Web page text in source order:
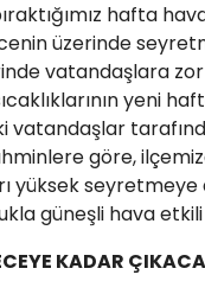
hafta
üzerinde
vatandaşlara
yeni
vatandaşlar
göre,
yüksek
güneşli hava
KADAR